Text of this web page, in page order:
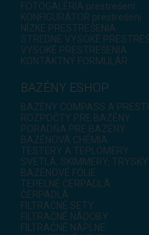
FOTOGALÉRIA prestrešení
KONFIGURÁTOR prestrešení
NÍZKE PRESTREŠENIA
STREDNE VYSOKÉ
VYSOKÉ PRESTREŠENIA
KONTAKTNÝ FORMULÁR
BAZÉNY ESHOP
BAZÉNY COMPASS A
ROZPOČTY PRE BAZÉNY
PORADŇA PRE BAZÉNY
BAZÉNOVÁ CHÉMIA
TESTERY A TEPLOMERY
SVETLÁ, SKIMMERY, TRYSKY
BAZÉNOVÉ FÓLIE
TEPELNÉ ČERPADLÁ
ČERPADLÁ
FILTRAČNÉ SETY
FILTRAČNÉ NÁDOBY
FILTRAČNÉ NÁPLNE